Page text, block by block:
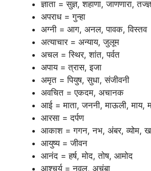
ज्ञाता = सुज्ञ, शहाणा, जाणणारा,
अपराध = गुन्हा
अग्नी = आग, अनल, पावक, विस्तव
अत्याचार = अन्याय, जुलूम
अचल = स्थिर, शांत, पर्वत
अपाय = त्रास, इजा
अमृत = पियुष, सुधा, संजीवनी
अवचित = एकदम, अचानक
आई = माता, जननी, माऊली, माय,
आरसा = दर्पण
आकाश = गगन, नभ, अंबर, व्योम,
आयुष्य = जीवन
आनंद = हर्ष, मोद, तोष, आमोद
आश्चर्य = नवल, अचंबा